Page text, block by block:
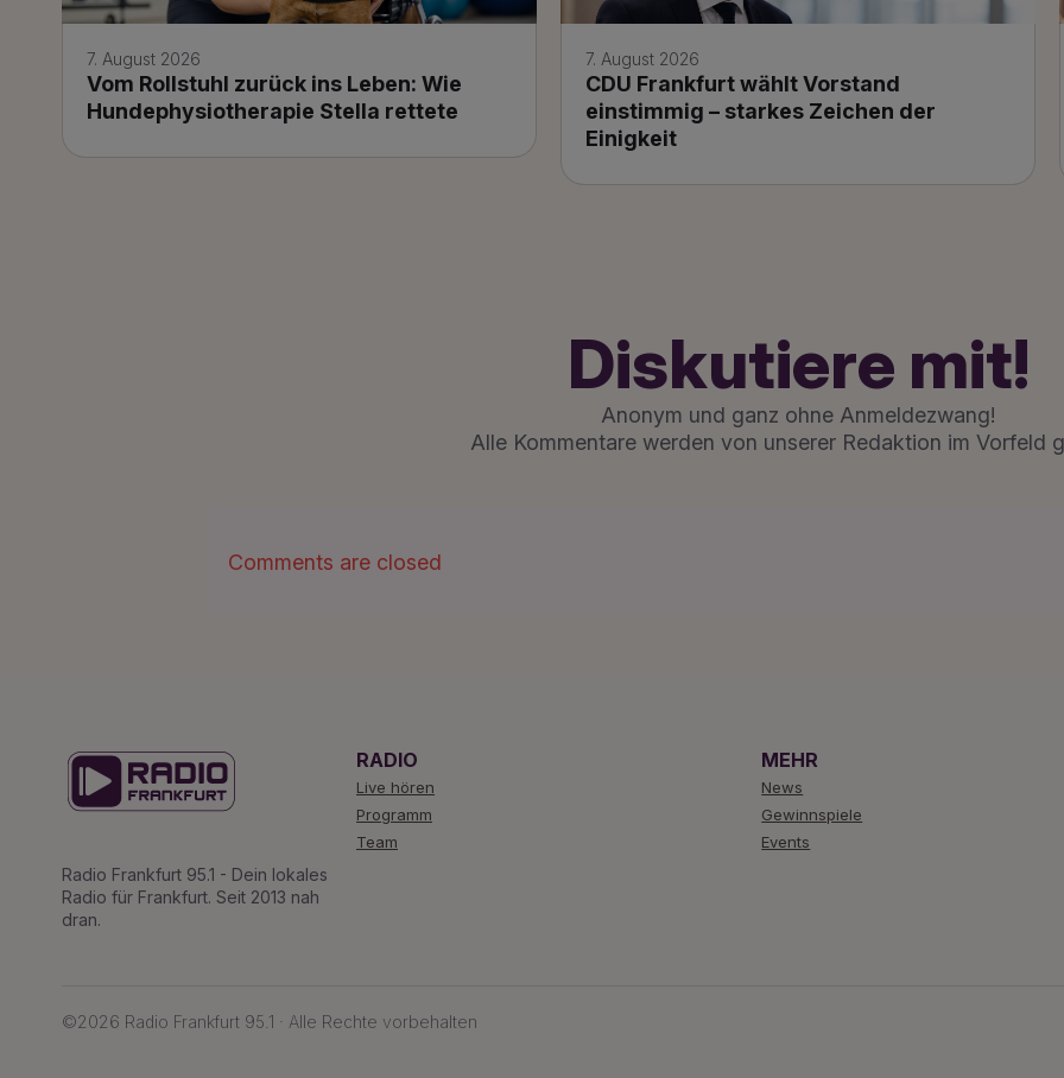
7. August 2026
Vom Rollstuhl zurück ins Leben: Wie
Hundephysiotherapie Stella rettete
7. August 2026
CDU Frankfurt wählt Vorstand
einstimmig – starkes Zeichen der
Einigkeit
Diskutiere mit!
Anonym und ganz ohne Anmeldezwang!
Alle Kommentare werden von unserer Redaktion im Vorfeld
Comments are closed
Radio Frankfurt 95.1 - Dein lokales
Radio für Frankfurt. Seit 2013 nah
dran.
RADIO
Live hören
Programm
Team
MEHR
News
Gewinnspiele
Events
©2026 Radio Frankfurt 95.1 · Alle Rechte vorbehalten